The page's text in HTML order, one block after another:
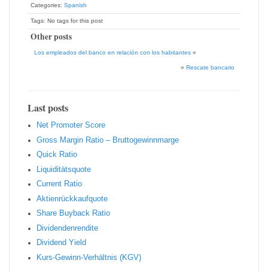
Categories: Spanish
Tags: No tags for this post
Other posts
Los empleados del banco en relación con los habitantes «
» Rescate bancario
Last posts
Net Promoter Score
Gro ss Margin Ratio – Bruttogewinnmarge
Quic k Ratio
Liquiditätsquote
Current Ratio
Aktienrückkaufquote
Sha re Buyback Ratio
Dividendenrendite
Dividend Yield
Kurs-Gewinn-Verhältnis (KGV)